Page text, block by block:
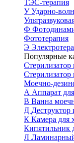
ТЭС-терапия
УУдарно-
Ф
Фототерапия
Э
Популярные
Стерилизатор
Моечно-
А Аппарат
В Ванна
Д Деструктор
К Камера для
Кипятильник
Л